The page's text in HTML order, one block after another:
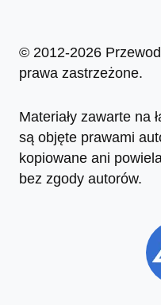
© 2012-2026
prawa zastrzeżone.
Materiały zawarte na
są objęte prawami
kopiowane ani
bez zgody autorów.